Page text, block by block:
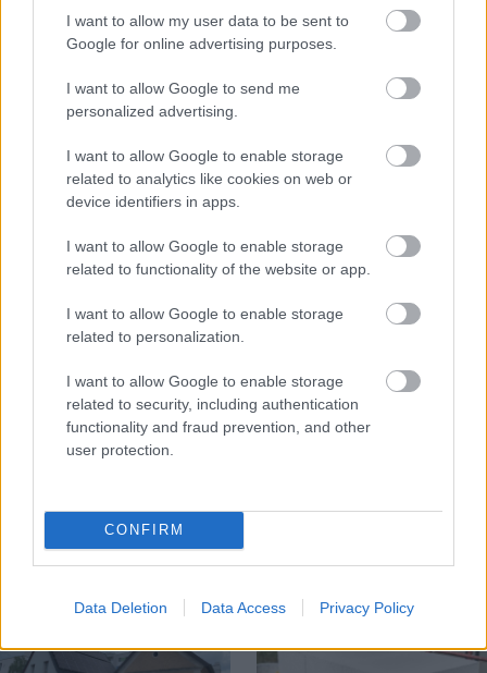
I want to allow my user data to be sent to
Google for online advertising purposes.
I want to allow Google to send me
personalized advertising.
I want to allow Google to enable storage
related to analytics like cookies on web or
device identifiers in apps.
I want to allow Google to enable storage
related to functionality of the website or app.
I want to allow Google to enable storage
related to personalization.
I want to allow Google to enable storage
related to security, including authentication
functionality and fraud prevention, and other
user protection.
CONFIRM
Data Deletion Data Access Privacy Policy
Na Morave prerobila
starú chalupu na
vojdete dnu, zabudnete,
že nie ste v Toskánsku
S motorovou pílou sa
dokáže aj podpísať.
Čičmanoch si postavil
Temné stránky chalúp:
10 najčastejších
skrytých chýb, ktoré
vás môžu nepríjemne
Žena, búracie kladivo a
vôňa dreva: Takáto
premena zrubu z roku
1654 sa nevidí každý
DOM